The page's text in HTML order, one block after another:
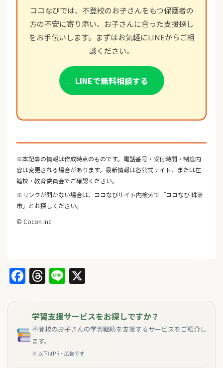
ココなびでは、不登校のお子さんをもつ保護者の
方の不安に寄り添い、お子さんに合った支援探し
をお手伝いします。まずはお気軽にLINEからご相
談ください。
LINEで無料相談する
※本記事の情報は作成時点のものです。電話番号・受付時間・制度内
容は変更される場合があります。最新情報は各公式サイト、または在
籍校・教育委員会でご確認ください。
※リンクが開かない場合は、ココなびサイト内検索で「ココなび 珠洲
市」とお探しください。
© Cocon inc.
Facebook
Threads
Line
学習支援サービスをお探しですか？
不登校のお子さんの学習継続を支援するサービスをご紹介し
ます。
※ 以下はPR・広告です